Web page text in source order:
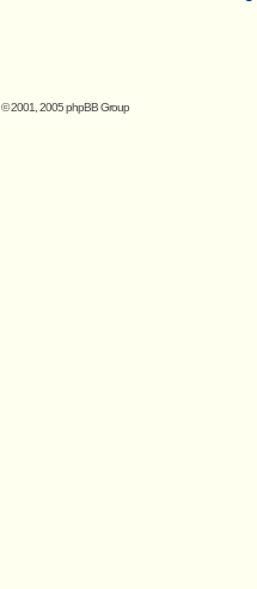
© 2001, 2005 phpBB Group